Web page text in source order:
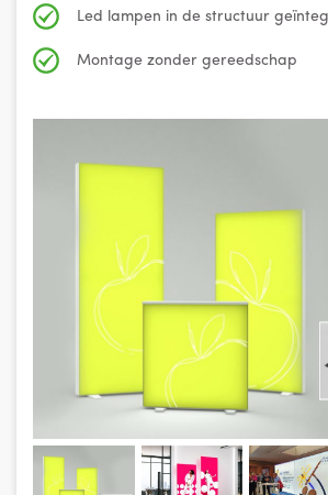
Led lampen in de structuur
Montage zonder gereedschap